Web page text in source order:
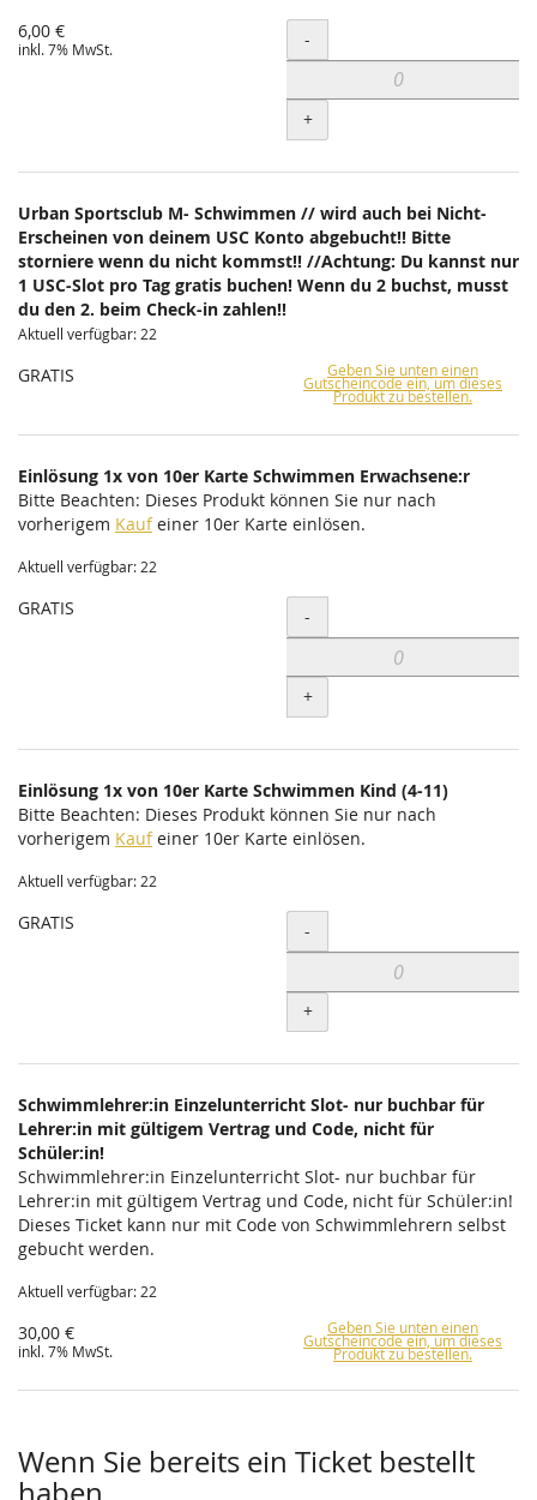
6,00 €
inkl. 7% MwSt. Menge
-
+
Urban Sportsclub M- Schwimmen // wird auch bei Nicht-
Erscheinen von deinem USC Konto abgebucht!! Bitte
storniere wenn du nicht kommst!! //Achtung: Du kannst nur
1 USC-Slot pro Tag gratis buchen! Wenn du 2 buchst, musst
du den 2. beim Check-in zahlen!!
Aktuell verfügbar: 22
GRATIS Geben Sie unten einen
Gutscheincode ein, um dieses
Produkt zu bestellen.
Einlösung 1x von 10er Karte Schwimmen Erwachsene:r
Bitte Beachten: Dieses Produkt können Sie nur nach
vorherigem Kaufeiner 10er Karte einlösen.
Aktuell verfügbar: 22
GRATIS Menge
-
+
Einlösung 1x von 10er Karte Schwimmen Kind (4-11)
Bitte Beachten: Dieses Produkt können Sie nur nach
vorherigem Kaufeiner 10er Karte einlösen.
Aktuell verfügbar: 22
GRATIS Menge
-
+
Schwimmlehrer:in Einzelunterricht Slot- nur buchbar für
Lehrer:in mit gültigem Vertrag und Code, nicht für
Schüler:in!
Schwimmlehrer:in Einzelunterricht Slot- nur buchbar für
Lehrer:in mit gültigem Vertrag und Code, nicht für Schüler:in!
Dieses Ticket kann nur mit Code von Schwimmlehrern selbst
gebucht werden.
Aktuell verfügbar: 22
30,00 €
inkl. 7% MwSt.
Geben Sie unten einen
Gutscheincode ein, um dieses
Produkt zu bestellen.
Wenn Sie bereits ein Ticket bestellt